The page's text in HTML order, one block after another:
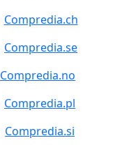
Compredia.ch
Compredia.se
Compredia.no
Compredia.pl
Compredia.si